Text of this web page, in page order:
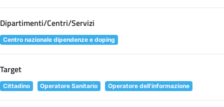
Dipartimenti/Centri/Servizi
Centro nazionale dipendenze e doping
Target
Cittadino Operatore Sanitario Operatore dell'informazione